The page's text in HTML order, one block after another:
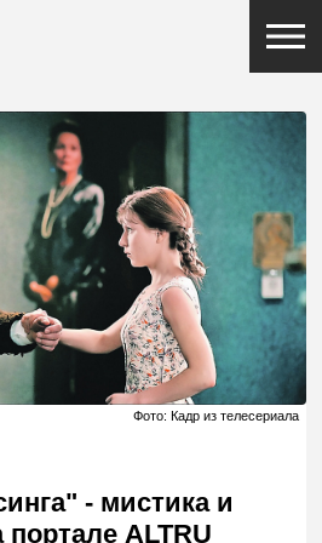
Фото: Кадр из телесериала
- мистика и
ALTRU